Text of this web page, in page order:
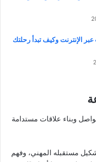
عبر الإنترنت وكيف تبدأ رحلتك
وبناء علاقات مستدامة
مستقبله المهني، وفهم